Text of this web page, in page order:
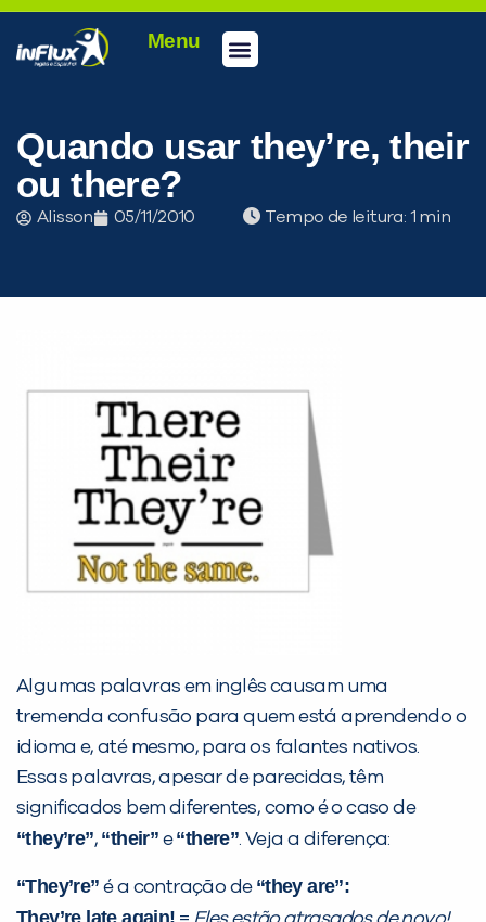
Menu
Quando usar they’re, their
ou there?
Alisson 05/11/2010 Tempo de leitura:
Algumas palavras em inglês causam uma
tremenda confusão para quem está aprendendo o
idioma e, até mesmo, para os falantes nativos.
Essas palavras, apesar de parecidas, têm
significados bem diferentes, como é o caso de
“they’re”, “their” e“there”. Veja a diferença:
“They’re” é a contração de “they are”:
PEÇA UMA DEMONSTRAÇÃO DE MÉTODO
Desculpe!
Não encontramos nenhuma unidade
inFlux nesta cidade ou bairro que
Preencha com seus dados abaixo e